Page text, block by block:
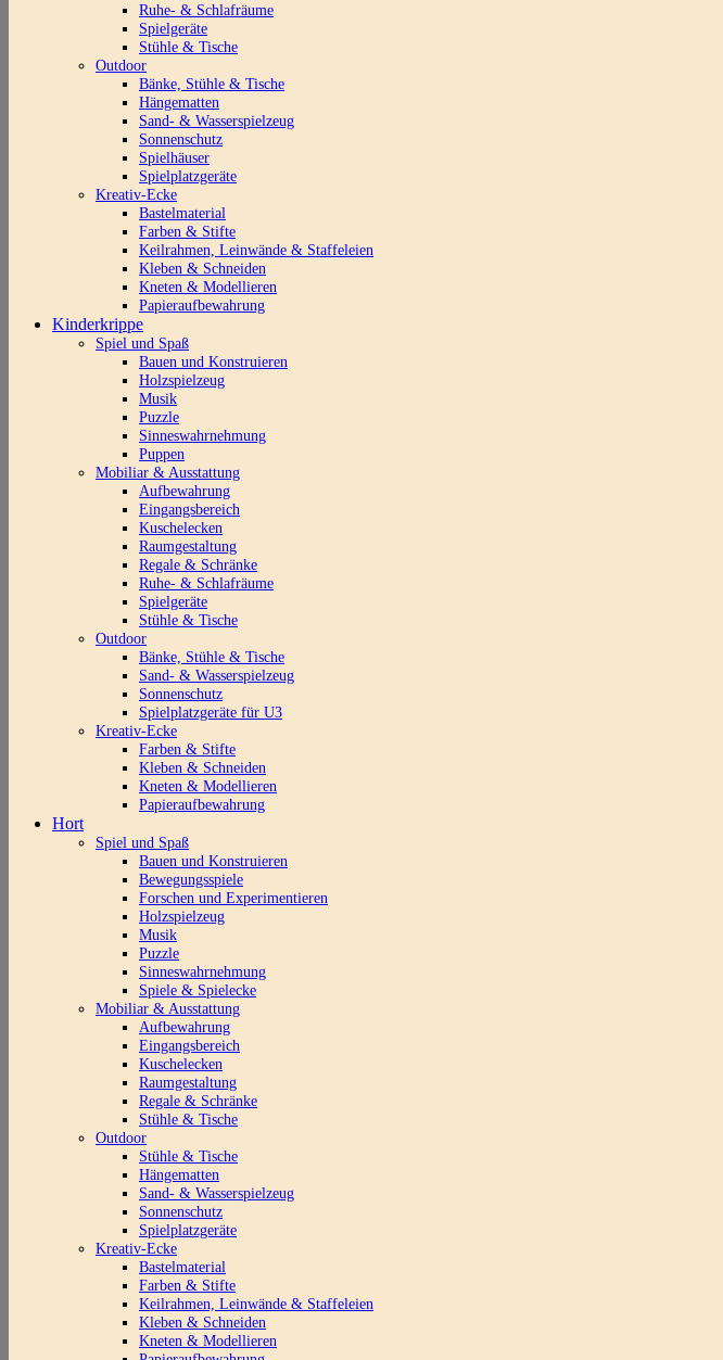
Ruhe- & Schlafräume
Spielgeräte
Stühle & Tische
Outdoor
Bänke, Stühle & Tische
Hängematten
Sand- & Wasserspielzeug
Sonnenschutz
Spielhäuser
Spielplatzgeräte
Kreativ-Ecke
Bastelmaterial
Farben & Stifte
Keilrahmen, Leinwände & Staffeleien
Kleben & Schneiden
Kneten & Modellieren
Papieraufbewahrung
Kinderkrippe
Spiel und Spaß
Bauen und Konstruieren
Holzspielzeug
Musik
Puzzle
Sinneswahrnehmung
Puppen
Mobiliar & Ausstattung
Aufbewahrung
Eingangsbereich
Kuschelecken
Raumgestaltung
Regale & Schränke
Ruhe- & Schlafräume
Spielgeräte
Stühle & Tische
Outdoor
Bänke, Stühle & Tische
Sand- & Wasserspielzeug
Sonnenschutz
Spielplatzgeräte für U3
Kreativ-Ecke
Farben & Stifte
Kleben & Schneiden
Kneten & Modellieren
Papieraufbewahrung
Hort
Spiel und Spaß
Bauen und Konstruieren
Bewegungsspiele
Forschen und Experimentieren
Holzspielzeug
Musik
Puzzle
Sinneswahrnehmung
Spiele & Spielecke
Mobiliar & Ausstattung
Aufbewahrung
Eingangsbereich
Kuschelecken
Raumgestaltung
Regale & Schränke
Stühle & Tische
Outdoor
Stühle & Tische
Hängematten
Sand- & Wasserspielzeug
Sonnenschutz
Spielplatzgeräte
Kreativ-Ecke
Bastelmaterial
Farben & Stifte
Keilrahmen, Leinwände & Staffeleien
Kleben & Schneiden
Kneten & Modellieren